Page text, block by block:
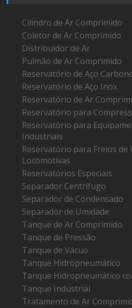
Cilindro de Ar Comprimido
Coletor de Ar Comprimido
Distribuidor de Ar
Pulmão de Ar Comprimido
Reservatório de Aço
Reservatório de Aço Inox
Reservatório de Ar
Reservatório para
Reservatório para
Industriais
Reservatório para Freios de
Locomotivas
Reservatórios Especiais
Separador Centrífugo
Separador de Condensado
Separador de Umidade
Tanque de Ar Comprimido
Tanque de Pressão
Tanque de Vácuo
Tanque Hidropneumático
Tanque Hidropneumático
Tanque Industrial
Tratamento de Ar